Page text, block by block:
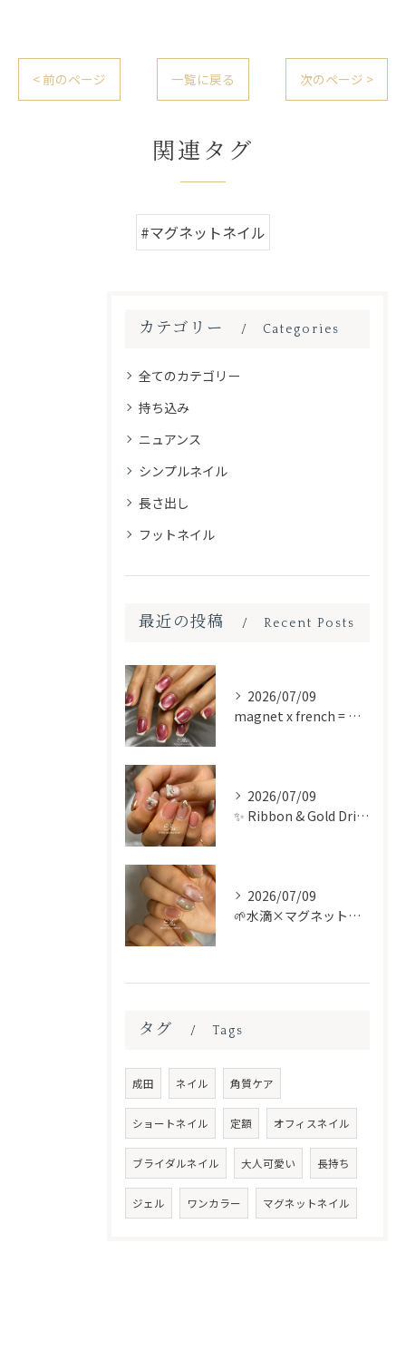
< 前のページ 一覧に戻る 次のページ >
関連タグ
#マグネットネイル
カテゴリー Categories
全てのカテゴリー
持ち込み
ニュアンス
シンプルネイル
長さ出し
フットネイル
最近の投稿 Recent Posts
2026/07/09
magnet x french = 🎀✨🔮
2026/07/09
✨ Ribbon & Gold Drips 🎀
2026/07/09
🌱水滴×マグネット✨
タグ Tags
成田 ネイル 角質ケア
ショートネイル 定額 オフィスネイル
ブライダルネイル 大人可愛い 長持ち
ジェル ワンカラー マグネットネイル